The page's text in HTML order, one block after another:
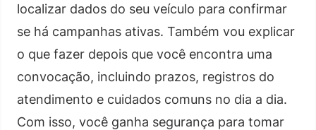
localizar dados do seu veículo para confirmar
se há campanhas ativas. Também vou explicar
o que fazer depois que você encontra uma
convocação, incluindo prazos, registros do
atendimento e cuidados comuns no dia a dia.
Com isso, você ganha segurança para tomar